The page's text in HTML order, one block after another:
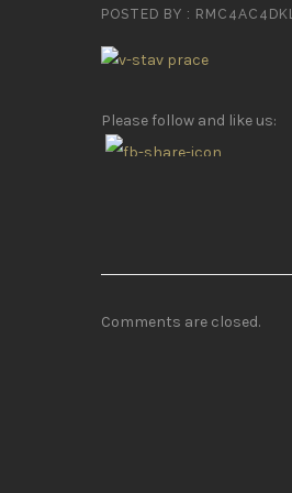
POSTED BY : RMC4AC4DKL
Please follow and like us:
Comments are closed.